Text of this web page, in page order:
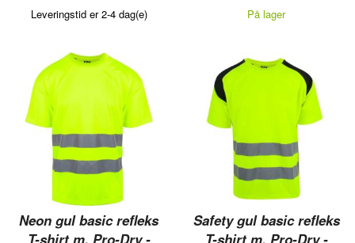
Leveringstid er 2-4 dag(e) På lager
Neon gul basic refleks
T-shirt m. Pro-Dry -
Safety gul basic refleks
T-shirt m. Pro-Dry -